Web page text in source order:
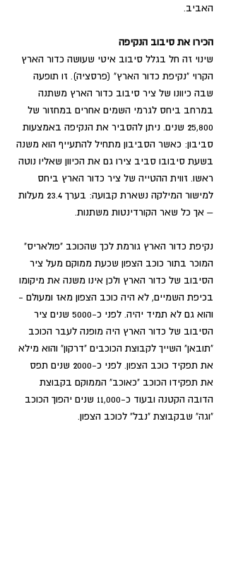
האביב.
הכירו את סיבוב הנקיפה
שינוי זה חל בגלל סיבוב איטי שעושה כדור הארץ
הקרוי "נקיפת כדור הארץ" (פרסציה). זו תופעה
שבה כיוונו של ציר סיבוב כדור הארץ משתנה
במרחב ביחס לגרמי השמים אחרים במחזור של
25,800 שנים. ניתן להסביר את הנקיפה באמצעות
סביבון: כאשר הסביבון מתחיל להתעייף הוא משנה
בשעת סיבובו סביב צירו גם את הכיוון שאליו נוטה
ראשו. זווית ההטייה של ציר כדור הארץ ביחס
למישור המילקה נשארת קבועה: בערך 23.4 מעלות
– אך כל שאר הקורדינטות משתנות.
נקיפת כדור הארץ גורמת לכך שהכוכב "פולאריס"
המוכר בתור כוכב הצפון שכעת ממוקם מעל ציר
הסיבוב של כדור הארץ ולכן אינו משנה את מיקומו
בכיפת השמיים, לא היה כוכב הצפון מאז ומעולם -
והוא גם לא תמיד יהיה. לפני כ-5000 שנים ציר
הסיבוב של כדור הארץ היה מופנה לעבר הכוכב
"תובאן" השייך לקבוצת הכוכבים "דרקון" והוא מילא
את תפקיד כוכב הצפון. לפני כ-2000 שנים תפס
את תפקידו הכוכב "כאוכב" הממוקם בקבוצת
הדובה הקטנה ובעוד כ-11,000 שנים יהפוך הכוכב
"וגה" שבקבוצת "נבל" לכוכב הצפון.